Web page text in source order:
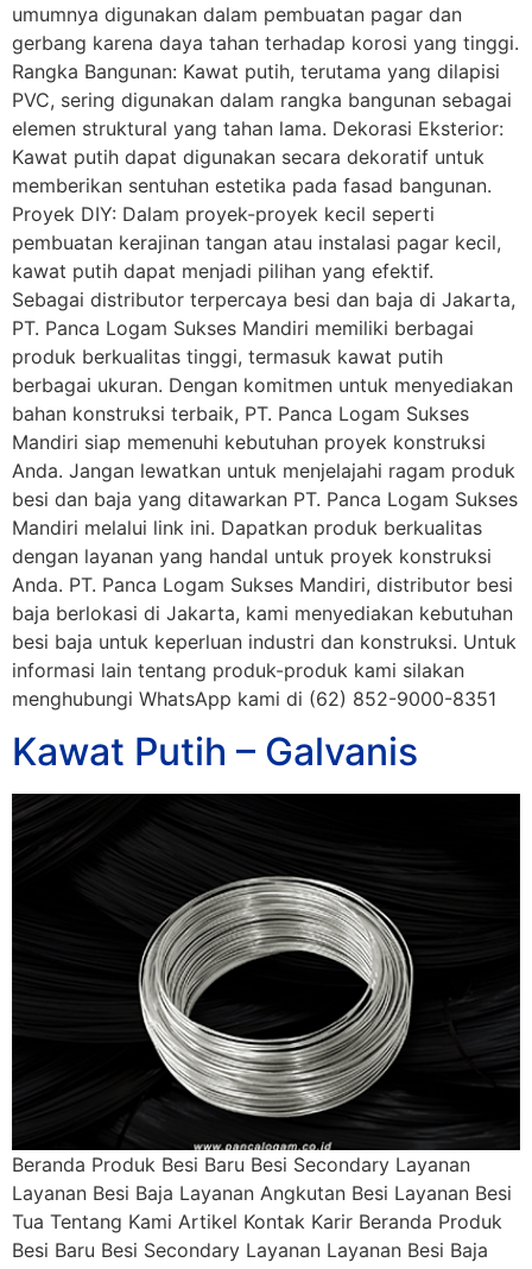
umumnya digunakan dalam pembuatan pagar dan
gerbang karena daya tahan terhadap korosi yang tinggi.
Rangka Bangunan: Kawat putih, terutama yang dilapisi
PVC, sering digunakan dalam rangka bangunan sebagai
elemen struktural yang tahan lama. Dekorasi Eksterior:
Kawat putih dapat digunakan secara dekoratif untuk
memberikan sentuhan estetika pada fasad bangunan.
Proyek DIY: Dalam proyek-proyek kecil seperti
pembuatan kerajinan tangan atau instalasi pagar kecil,
kawat putih dapat menjadi pilihan yang efektif.
Sebagai distributor terpercaya besi dan baja di Jakarta,
PT. Panca Logam Sukses Mandiri memiliki berbagai
produk berkualitas tinggi, termasuk kawat putih
berbagai ukuran. Dengan komitmen untuk menyediakan
bahan konstruksi terbaik, PT. Panca Logam Sukses
Mandiri siap memenuhi kebutuhan proyek konstruksi
Anda. Jangan lewatkan untuk menjelajahi ragam produk
besi dan baja yang ditawarkan PT. Panca Logam Sukses
Mandiri melalui link ini. Dapatkan produk berkualitas
dengan layanan yang handal untuk proyek konstruksi
Anda. PT. Panca Logam Sukses Mandiri, distributor besi
baja berlokasi di Jakarta, kami menyediakan kebutuhan
besi baja untuk keperluan industri dan konstruksi. Untuk
informasi lain tentang produk-produk kami silakan
menghubungi WhatsApp kami di (62) 852-9000-8351
Kawat Putih – Galvanis
Beranda Produk Besi Baru Besi Secondary Layanan
Layanan Besi Baja Layanan Angkutan Besi Layanan Besi
Tua Tentang Kami Artikel Kontak Karir Beranda Produk
Besi Baru Besi Secondary Layanan Layanan Besi Baja